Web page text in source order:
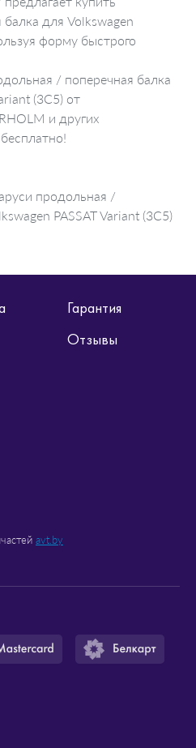
для Volkswagen
форму быстрого
/ поперечная балка
(3C5) от
и других
продольная /
PASSAT Variant (3C5)
Гарантия
Отзывы
avt.by